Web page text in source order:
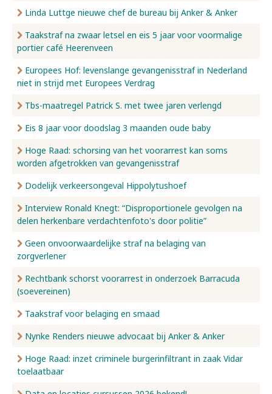
Linda Luttge nieuwe chef de bureau bij Anker & Anker
Taakstraf na zwaar letsel en eis 5 jaar voor voormalige
portier café Heerenveen
Europees Hof: levenslange gevangenisstraf in Nederland
niet in strijd met Europees Verdrag
Tbs-maatregel Patrick S. met twee jaren verlengd
Eis 8 jaar voor doodslag 3 maanden oude baby
Hoge Raad: schorsing van het voorarrest kan soms
worden afgetrokken van gevangenisstraf
Dodelijk verkeersongeval Hippolytushoef
Interview Ronald Knegt: “Disproportionele gevolgen na
delen herkenbare verdachtenfoto's door politie”
Geen onvoorwaardelijke straf na belaging van
zorgverlener
Rechtbank schorst voorarrest in onderzoek Barracuda
(soevereinen)
Taakstraf voor belaging en smaad
Nynke Renders nieuwe advocaat bij Anker & Anker
Hoge Raad: inzet criminele burgerinfiltrant in zaak Vidar
toelaatbaar